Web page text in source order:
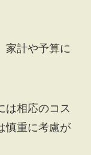
家計や予算に
は相応のコス
慎重に考慮が